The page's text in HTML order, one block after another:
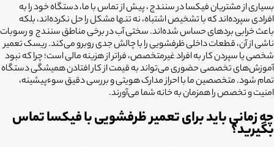
بسیاری از مشتریان فیکسا در سنندج ، پیش از تماس با ما، دستگاه خود را به
افرادی سپرده‌اند که با تشخیص اشتباه، نه تنها مشکل را حل نکرده‌اند، بلکه
باعث خرابی بردهای حساس شده‌اند. سختی آب در برخی مناطق سنندج و رسوبات
ناشی از آن، قطعات داخلی ظرفشویی را با چالش جدی روبرو می‌کند. ریسک تعمیر
شخصی یا سپردن کار به افراد غیرمتخصص، فراتر از هزینه مالی است؛ چرا که نبود
آموزش‌های تخصصی حضوری می‌تواند به قیمت از کار افتادن همیشگی دستگاه
تمام شود. متخصصین ما با احراز مدارک هویتی و بررسی دقیق سوءپیشینه،
امنیت و تخصص را همزمان به خانه شما می‌آورند.
چه زمانی باید برای تعمیر ظرفشویی با فیکسا تماس
بگیرید؟